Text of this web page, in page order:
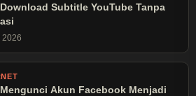
Subtitle YouTube Tanpa
2026
Akun Facebook Menjadi